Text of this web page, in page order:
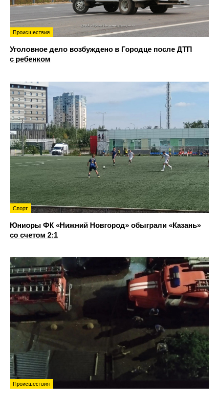
Происшествия
Уголовное дело возбуждено в Городце после ДТП
с ребенком
Спорт
Юниоры ФК «Нижний Новгород» обыграли «Казань»
со счетом 2:1
Происшествия